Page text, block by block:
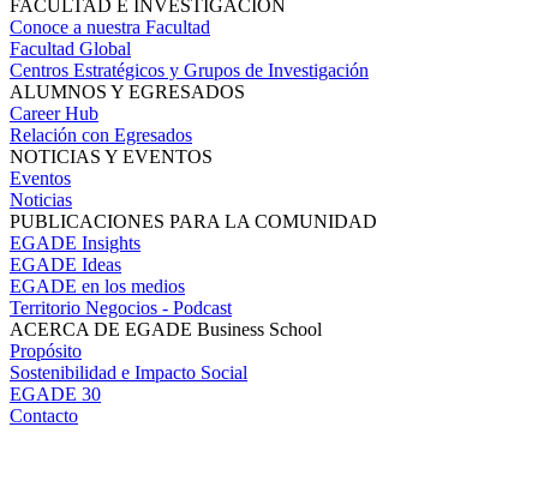
FACULTAD E INVESTIGACIÓN
Conoce a nuestra Facultad
Facultad Global
Centros Estratégicos y Grupos de Investigación
ALUMNOS Y EGRESADOS
Career Hub
Relación con Egresados
NOTICIAS Y EVENTOS
Eventos
Noticias
PUBLICACIONES PARA LA COMUNIDAD
EGADE Insights
EGADE Ideas
EGADE en los medios
Territorio Negocios - Podcast
ACERCA DE EGADE Business School
Propósito
Sostenibilidad e Impacto Social
EGADE 30
Contacto